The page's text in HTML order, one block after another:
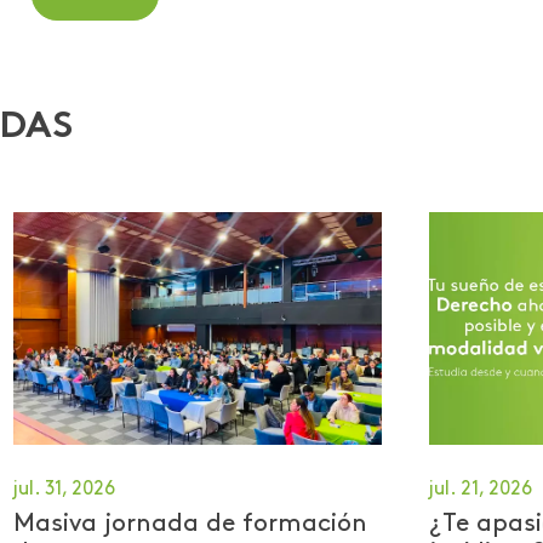
jul. 31, 2026
Masiva jornada de formación
jul. 21, 2026
¿Te